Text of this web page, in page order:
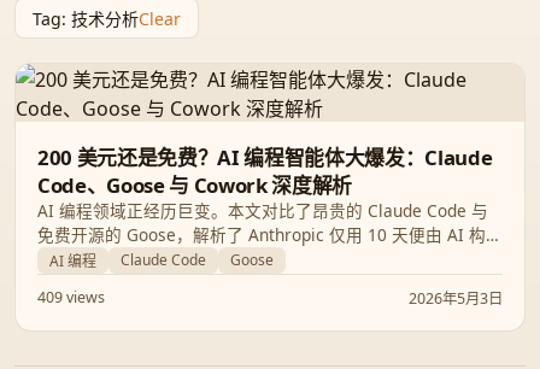
Tag: 技术分析Clear
200 美元还是免费？AI 编程智能体大爆发：Claude
Code、Goose 与 Cowork 深度解析
AI 编程领域正经历巨变。本文对比了昂贵的 Claude Code 与
免费开源的 Goose，解析了 Anthropic 仅用 10 天便由 AI 构建
的 Cowork 工具，并探讨了开源模型 NousCoder-14B 如何挑
战行业巨头，带您洞察 AI 智能体的未来。
AI 编程 Claude Code
Goose
409 views
2026年5月3日